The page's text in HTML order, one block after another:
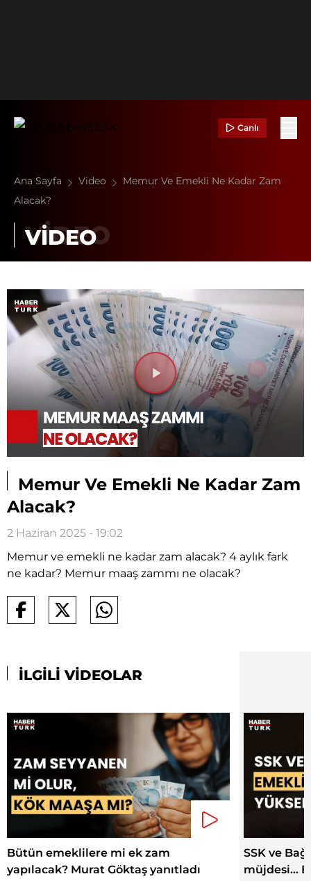
Canlı
Ana Sayfa Video
Memur Ve Emekli Ne Kadar Zam
Alacak?
VİDEO
Videoyu
Oynat
Memur Ve Emekli Ne Kadar Zam
Alacak?
2 Haziran 2025 - 19:02
Memur ve emekli ne kadar zam alacak? 4 aylık fark
ne kadar? Memur maaş zammı ne olacak?
İLGİLİ VİDEOLAR
Bütün emeklilere mi ek zam
yapılacak? Murat Göktaş yanıtladı
SSK ve
müjdesi…